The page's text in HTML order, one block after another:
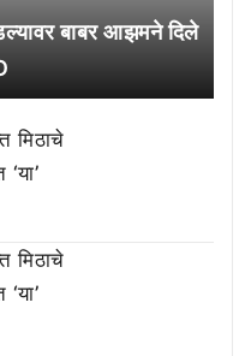
बाबर आझमने दिले
मिठाचे
मिठाचे